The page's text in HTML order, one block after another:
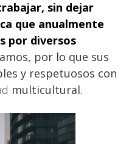
, sin dejar
que anualmente
por diversos
por lo que sus
y respetuosos con
multicultural.